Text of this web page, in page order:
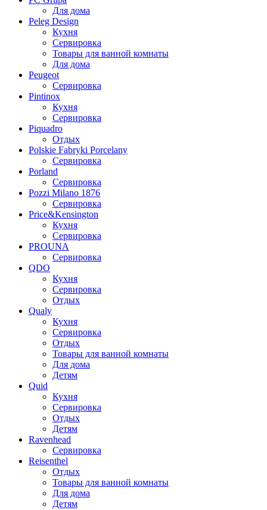
Для дома
Peleg Design
Кухня
Сервировка
Товары для ванной комнаты
Для дома
Peugeot
Сервировка
Pintinox
Кухня
Сервировка
Piquadro
Отдых
Polskie Fabryki Porcelany
Сервировка
Porland
Сервировка
Pozzi Milano 1876
Сервировка
Price&Kensington
Кухня
Сервировка
PROUNA
Сервировка
QDO
Кухня
Сервировка
Отдых
Qualy
Кухня
Сервировка
Отдых
Товары для ванной комнаты
Для дома
Детям
Quid
Кухня
Сервировка
Отдых
Детям
Ravenhead
Сервировка
Reisenthel
Отдых
Товары для ванной комнаты
Для дома
Детям